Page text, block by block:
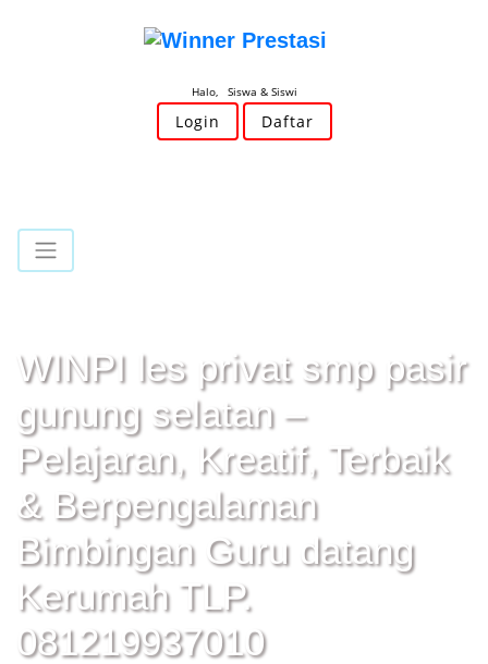
Halo, Siswa & Siswi
Login Daftar
WINPI les privat smp pasir
gunung selatan –
Pelajaran, Kreatif, Terbaik
& Berpengalaman
Bimbingan Guru datang
Kerumah TLP.
081219937010